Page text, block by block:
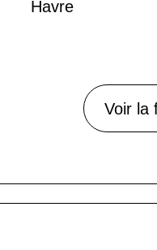
Havre
Voir la